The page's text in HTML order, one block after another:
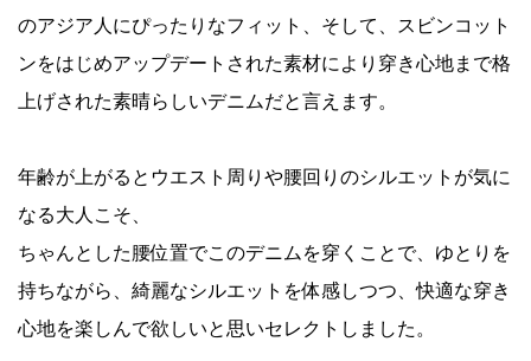
のアジア人にぴったりなフィット、そして、スビンコット
ンをはじめアップデートされた素材により穿き心地まで格
上げされた素晴らしいデニムだと言えます。
年齢が上がるとウエスト周りや腰回りのシルエットが気に
なる大人こそ、
ちゃんとした腰位置でこのデニムを穿くことで、ゆとりを
持ちながら、綺麗なシルエットを体感しつつ、快適な穿き
心地を楽しんで欲しいと思いセレクトしました。